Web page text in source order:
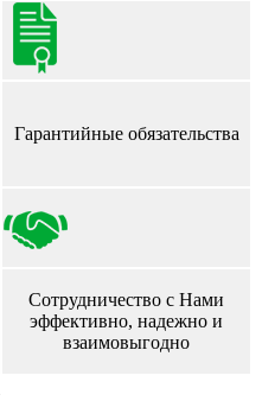
Гарантийные обязательства
Сотрудничество с Нами
эффективно, надежно и
взаимовыгодно